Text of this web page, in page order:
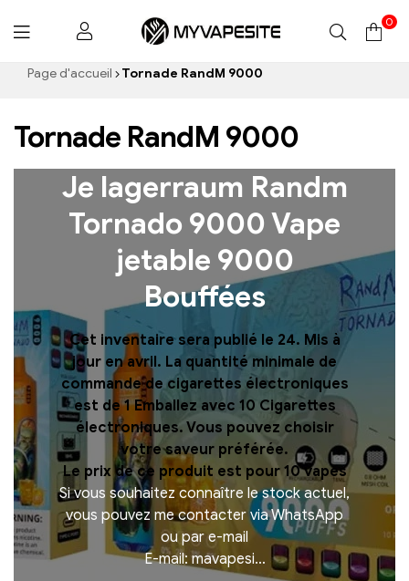
Myvapesite.de
0
Page d'accueil Tornade RandM 9000
Tornade RandM 9000
Je lagerraum Randm
Tornado 9000 Vape
jetable 9000
Bouffées
Cet inventaire sera publié le 24. Mis à
jour en avril. La quantité minimale de
commande de cigarettes électroniques
est de 1 Emballez avec 10 Cigarettes
électroniques. Vous pouvez choisir
votre saveur préférée.
Le prix de ce produit est pour 10 vapes
Si vous souhaitez connaître le stock actuel,
vous pouvez me contacter via WhatsApp
ou par e-mail
E-mail: mavapesi…